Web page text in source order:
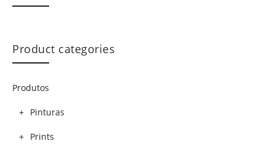
Product categories
Produtos
Pinturas
Prints